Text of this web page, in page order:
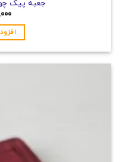
جعبه پیک